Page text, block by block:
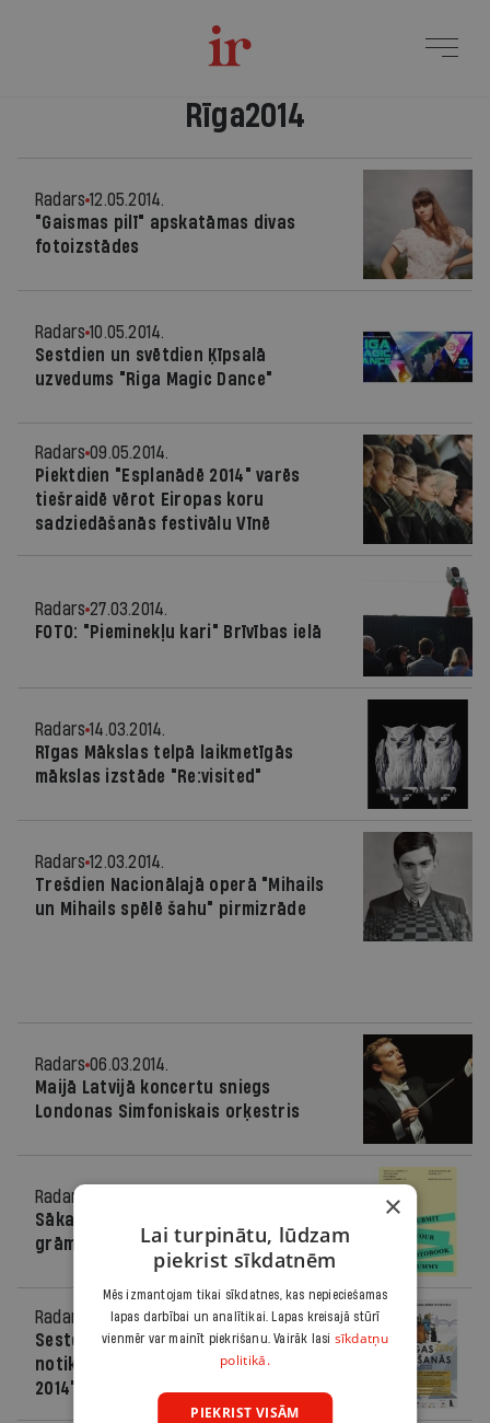
Rīga2014
Radars 12.05.2014.
"Gaismas pilī" apskatāmas divas
fotoizstādes
Radars 10.05.2014.
Sestdien un svētdien Ķīpsalā
uzvedums "Riga Magic Dance"
Radars 09.05.2014.
Piektdien "Esplanādē 2014" varēs
tiešraidē vērot Eiropas koru
sadziedāšanās festivālu Vīnē
Radars 27.03.2014.
FOTO: "Pieminekļu kari" Brīvības ielā
Radars 14.03.2014.
Rīgas Mākslas telpā laikmetīgās
mākslas izstāde "Re:visited"
Radars 12.03.2014.
Trešdien Nacionālajā operā "Mihails
un Mihails spēlē šahu" pirmizrāde
Radars 06.03.2014.
Maijā Latvijā koncertu sniegs
Londonas Simfoniskais orķestris
Radars
Sākas pašizdoto fotogrāfijas
grāmatu konkurss "Self Publish Riga"
Radars
15.02.2014.
Sestdien pēcpusdienā Esplanādē
notiks festivāls "Rīgas ziemošanās
2014"
×
Lai turpinātu, lūdzam
piekrist sīkdatnēm
Mēs izmantojam tikai sīkdatnes, kas nepieciešamas
lapas darbībai un analītikai. Lapas kreisajā stūrī
vienmēr var mainīt piekrišanu. Vairāk lasi sīkdatņu
politikā.
PIEKRIST VISĀM